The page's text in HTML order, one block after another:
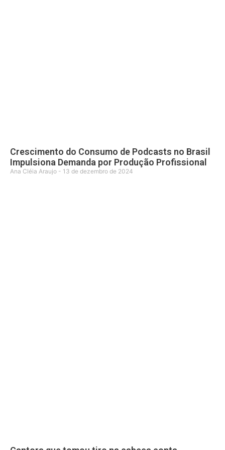
Crescimento do Consumo de Podcasts no Brasil
Impulsiona Demanda por Produção Profissional
Ana Cléia Araujo 13 de dezembro de 2024